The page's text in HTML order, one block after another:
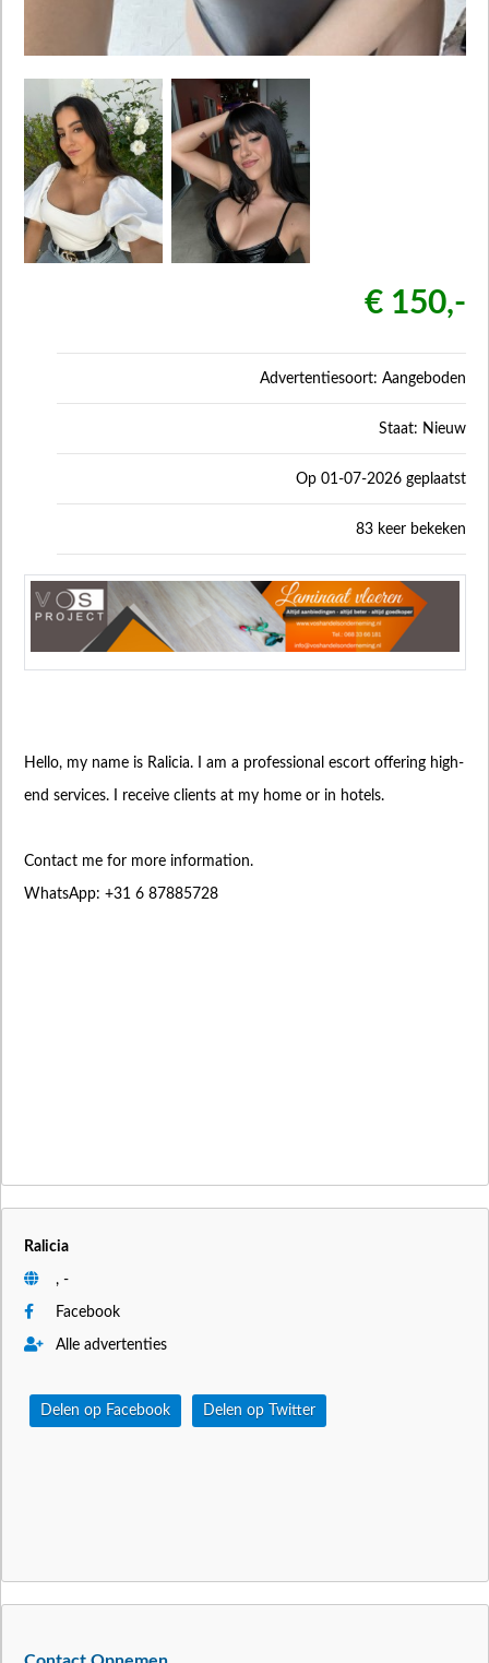
€ 150,-
Advertentiesoort: Aangeboden
Staat: Nieuw
Op 01-07-2026 geplaatst
83 keer bekeken
Hello, my name is Ralicia. I am a professional escort offering high-
end services. I receive clients at my home or in hotels.
Contact me for more information.
WhatsApp: +31 6 87885728
Ralicia
, -
Facebook
Alle advertenties
Delen op Facebook Delen op Twitter